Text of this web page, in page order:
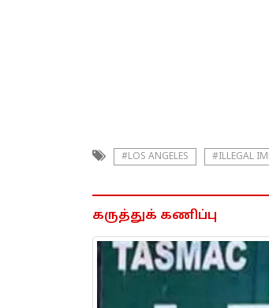
#LOS ANGELES #ILLEGAL
கருத்துக் கணிப்பு